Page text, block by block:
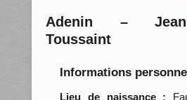
Adenin –
Toussaint
Informations
Lieu de naissance :